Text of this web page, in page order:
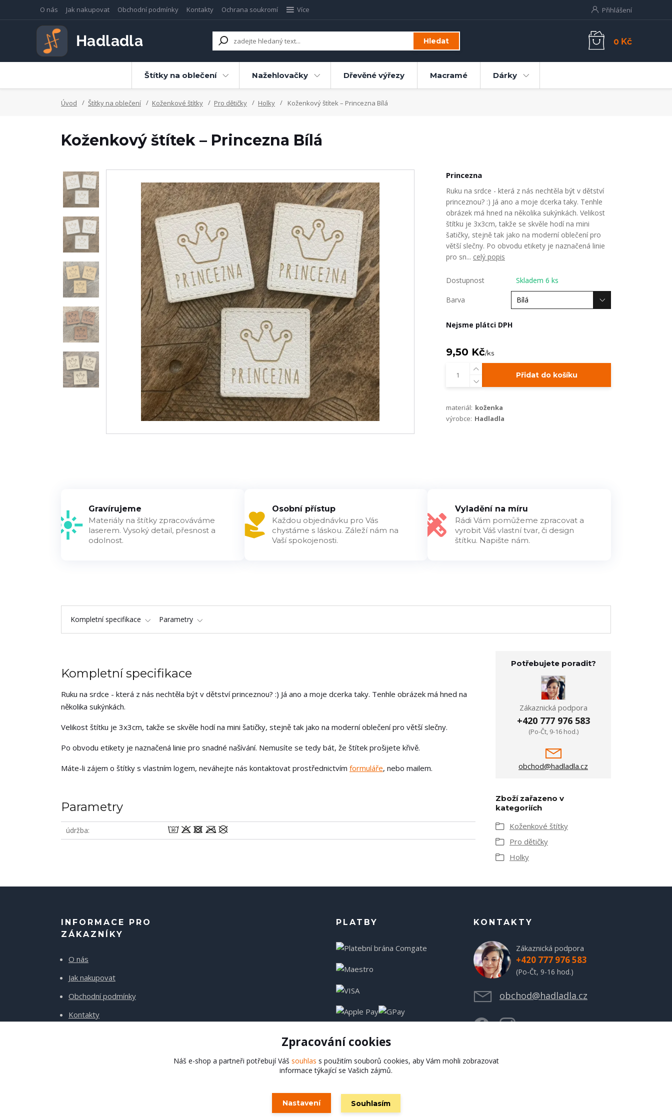
O nás Jak nakupovat Obchodní podmínky Kontakty Ochrana soukromí Více Přihlášení
Hledat 0 Kč
Štítky na oblečení Nažehlovačky Dřevěné výřezy Macramé Dárky
Úvod Štítky na oblečení Koženkové štítky Pro dětičky Holky Koženkový štítek – Princezna Bílá
Koženkový štítek – Princezna Bílá
Princezna
Ruku na srdce - která z nás nechtěla být v dětství
princeznou? :) Já ano a moje dcerka taky. Tenhle
obrázek má hned na několika sukýnkách. Velikost
štítku je 3x3cm, takže se skvěle hodí na mini
šatičky, stejně tak jako na moderní oblečení pro
větší slečny. Po obvodu etikety je naznačená linie
pro sn... celý popis
Dostupnost Skladem 6 ks
Barva
Nejsme plátci DPH
9,50 Kč/ks
Přidat do košíku
materiál: koženka
výrobce: Hadladla
Gravírujeme
Materiály na štítky zpracováváme
laserem. Vysoký detail, přesnost a
odolnost.
Osobní přístup
Každou objednávku pro Vás
chystáme s láskou. Záleží nám na
Vaší spokojenosti.
Vyladění na míru
Rádi Vám pomůžeme zpracovat a
vyrobit Váš vlastní tvar, či design
štítku. Napište nám.
Kompletní specifikace Parametry
Kompletní specifikace
Ruku na srdce - která z nás nechtěla být v dětství princeznou? :) Já ano a moje dcerka taky. Tenhle obrázek má hned na
několika sukýnkách.
Velikost štítku je 3x3cm, takže se skvěle hodí na mini šatičky, stejně tak jako na moderní oblečení pro větší slečny.
Po obvodu etikety je naznačená linie pro snadné našívání. Nemusíte se tedy bát, že štítek prošijete křivě.
Máte-li zájem o štítky s vlastním logem, neváhejte nás kontaktovat prostřednictvím formuláře, nebo mailem.
Parametry
údržba wodmU
Potřebujete poradit?
Zákaznická podpora
+420 777 976 583
(Po-Čt, 9-16 hod.)
obchod@hadladla.cz
Zboží zařazeno v
kategoriích
Koženkové štítky
Pro dětičky
Holky
INFORMACE PRO
ZÁKAZNÍKY
O nás
Jak nakupovat
Obchodní podmínky
Kontakty
PLATBY KONTAKTY
Zákaznická podpora
+420 777 976 583
(Po-Čt, 9-16 hod.)
obchod@hadladla.cz
Hadladla.cz
Zpracování cookies
Náš e-shop a partneři potřebují Váš souhlas s použitím souborů cookies, aby Vám mohli zobrazovat
informace týkající se Vašich zájmů.
Nastavení Souhlasím